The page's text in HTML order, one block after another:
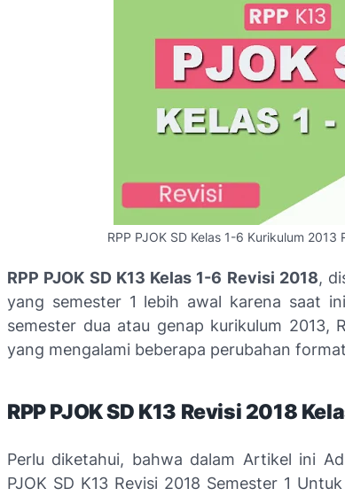
RPP PJOK SD Kelas 1-6 Kurikulum 2013
RPP PJOK SD K13 Kelas 1-6 Revisi 2018,
yang semester 1 lebih awal karena saat
semester dua atau genap kurikulum 2013,
yang mengalami beberapa perubahan
RPP PJOK SD K13 Revisi 2018
Perlu diketahui, bahwa dalam Artikel ini
PJOK SD K13 Revisi 2018 Semester 1